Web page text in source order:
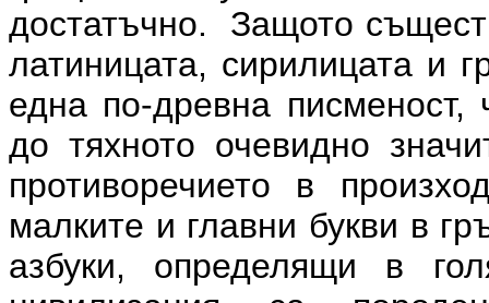
достатъчно. Защото
латиницата, сирилицата и
една по-древна
до тяхното очевидно
противоречието в
малките и главни букви в
азбуки, определящи в